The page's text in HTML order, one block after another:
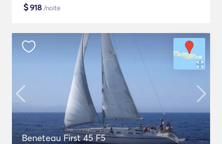
$918 /noite
Beneteau First 45 F5